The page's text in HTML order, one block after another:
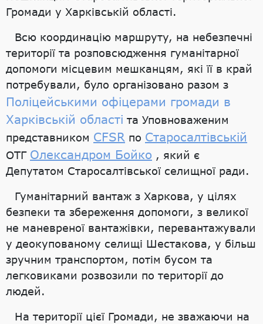
Громади у Харківській області.
Всю координацію маршруту, на небезпечні
території та розповсюдження гуманітарної
допомоги місцевим мешканцям, які її в край
потребували, було організовано разом з
Поліцейськими офіцерами громади в
Харківській області та Уповноваженим
представником CFSR по Старосалтівській
ОТГ Олександром Бойко , який є
Депутатом Старосалтівської селищної ради.
Гуманітарний вантаж з Харкова, у цілях
безпеки та збереження допомоги, з великої
не маневреної вантажівки, перевантажували
у деокупованому селищі Шестакова, у більш
зручним транспортом, потім бусом та
легковиками розвозили по території до
людей.
На території цієї Громади, не зважаючи на